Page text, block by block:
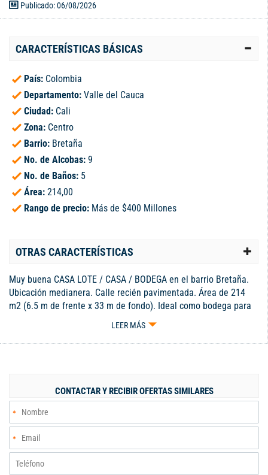
Publicado: 06/08/2026
CARACTERÍSTICAS BÁSICAS
País: Colombia
Departamento: Valle del Cauca
Ciudad: Cali
Zona: Centro
Barrio: Bretaña
No. de Alcobas: 9
No. de Baños: 5
Área: 214,00
Rango de precio: Más de $400 Millones
OTRAS CARACTERÍSTICAS
Muy buena CASA LOTE / CASA / BODEGA en el barrio Bretaña.
Ubicación medianera. Calle recién pavimentada. Área de 214
m2 (6.5 m de frente x 33 m de fondo). Ideal como bodega para
empresa. Zona comercial. Cuenta con apartamento de 2
(casa bodega en $3 millones y apartaestudio en $1 millon).
LEER MÁS
CONTACTAR Y RECIBIR OFERTAS SIMILARES